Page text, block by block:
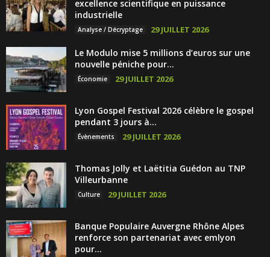
excellence scientifique en puissance
industrielle
Analyse / Décryptage 29 JUILLET 2026
Le Modulo mise 5 millions d’euros sur une
nouvelle péniche pour...
Économie 29 JUILLET 2026
Lyon Gospel Festival 2026 célèbre le gospel
pendant 3 jours à...
Évènements 29 JUILLET 2026
Thomas Jolly et Laëtitia Guédon au TNP
Villeurbanne
Culture 29 JUILLET 2026
Banque Populaire Auvergne Rhône Alpes
renforce son partenariat avec emlyon
pour...